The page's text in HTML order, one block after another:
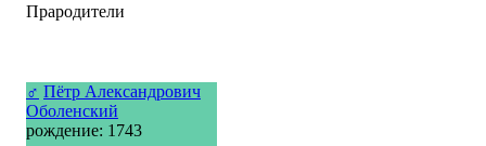
Прародители
♂ Пётр Александрович
Оболенский
рождение: 1743